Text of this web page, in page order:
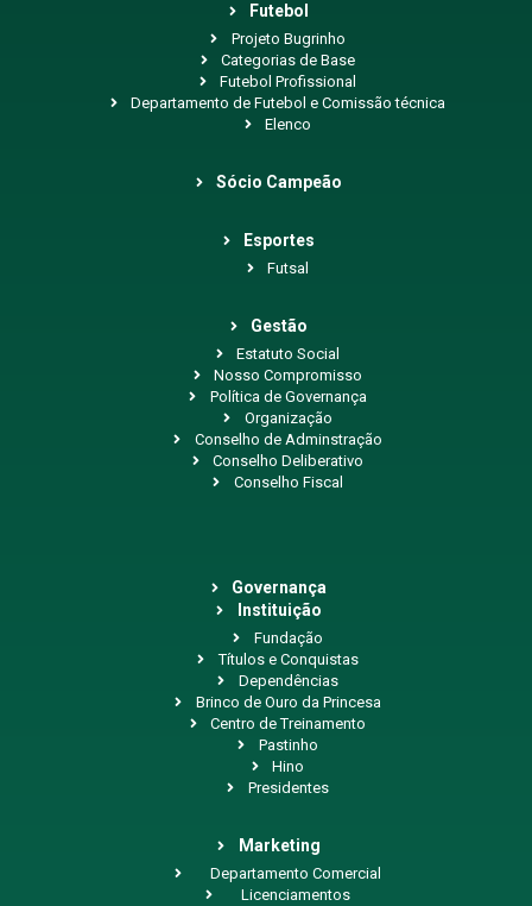
Futebol
Projeto Bugrinho
Categorias de Base
Futebol Profissional
Departamento de Futebol e Comissão técnica
Elenco
Sócio Campeão
Esportes
Futsal
Gestão
Estatuto Social
Nosso Compromisso
Política de Governança
Organização
Conselho de Adminstração
Conselho Deliberativo
Conselho Fiscal
Governança
Instituição
Fundação
Títulos e Conquistas
Dependências
Brinco de Ouro da Princesa
Centro de Treinamento
Pastinho
Hino
Presidentes
Marketing
Departamento Comercial
Licenciamentos